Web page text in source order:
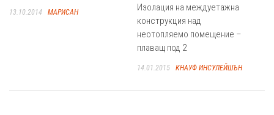
13.10.2014 МАРИСАН
Изолация на междуетажна
конструкция над
неотопляемо помещение –
плаващ под 2
14.01.2015 КНАУФ ИНСУЛЕЙШЪН